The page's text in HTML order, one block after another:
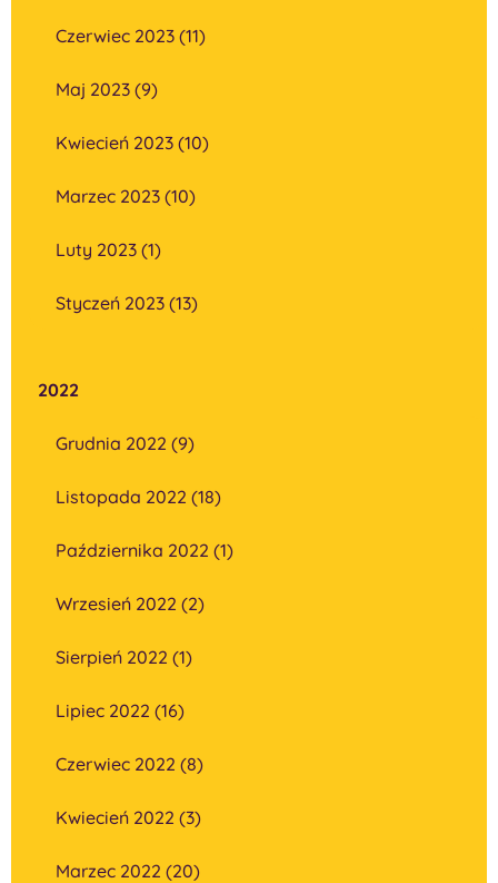
Czerwiec 2023 (11)
Maj 2023 (9)
Kwiecień 2023 (10)
Marzec 2023 (10)
Luty 2023 (1)
Styczeń 2023 (13)
2022
Grudnia 2022 (9)
Listopada 2022 (18)
Października 2022 (1)
Wrzesień 2022 (2)
Sierpień 2022 (1)
Lipiec 2022 (16)
Czerwiec 2022 (8)
Kwiecień 2022 (3)
Marzec 2022 (20)